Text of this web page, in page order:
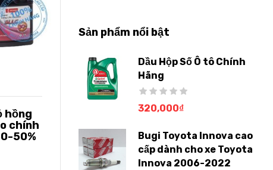
hồng
chính
50%
Sản phẩm nổi bật
Dầu Hộp Số Ô tô Chính
Hãng
320,000₫
Bugi Toyota Innova cao
cấp dành cho xe Toyota
Innova 2006-2022